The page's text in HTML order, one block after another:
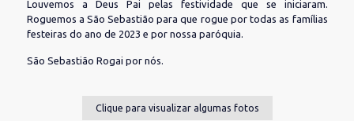
Louvemos a Deus Pai pelas festividade que se iniciaram.
Roguemos a São Sebastião para que rogue por todas as famílias
festeiras do ano de 2023 e por nossa paróquia.
São Sebastião Rogai por nós.
Clique para visualizar algumas fotos